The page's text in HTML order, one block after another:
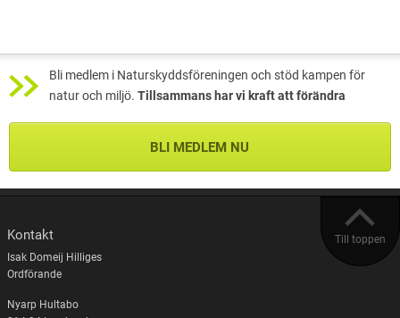
Bli medlem i Naturskyddsföreningen och stöd kampen för
natur och miljö. Tillsammans har vi kraft att förändra
BLI MEDLEM NU
Till toppen
Kontakt
Isak Domeij Hilliges
Ordförande
Nyarp Hultabo